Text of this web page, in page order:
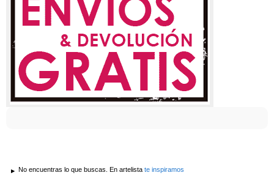
No encuentras lo que buscas. En artelista te inspiramos